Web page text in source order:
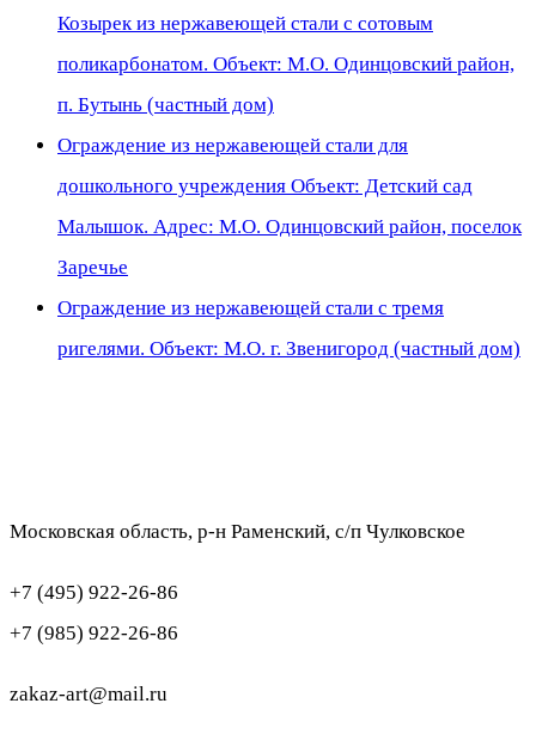
Козырек из нержавеющей стали с сотовым
поликарбонатом. Объект: М.О. Одинцовский район,
п. Бутынь (частный дом)
Ограждение из нержавеющей стали для
дошкольного учреждения Объект: Детский сад
Малышок. Адрес: М.О. Одинцовский район, поселок
Заречье
Ограждение из нержавеющей стали с тремя
ригелями. Объект: М.О. г. Звенигород (частный дом)
Московская область, р-н Раменский, с/п Чулковское
+7 (495) 922-26-86
+7 (985) 922-26-86
zakaz-art@mail.ru